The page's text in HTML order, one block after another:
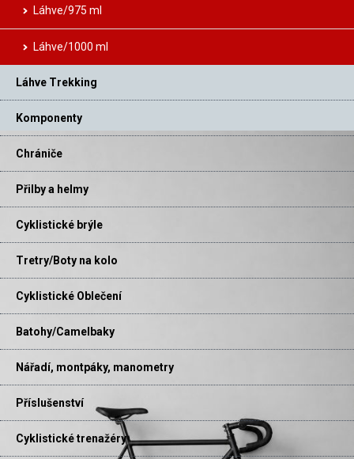
Láhve/975 ml
Láhve/1000 ml
Láhve Trekking
Komponenty
Chrániče
Přilby a helmy
Cyklistické brýle
Tretry/Boty na kolo
Cyklistické Oblečení
Batohy/Camelbaky
Nářadí, montpáky, manometry
Příslušenství
Cyklistické trenažéry